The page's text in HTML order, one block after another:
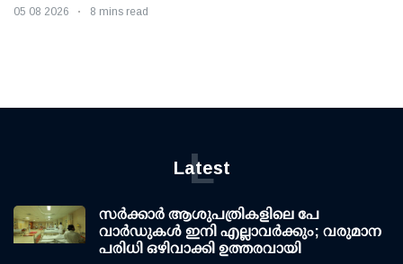
05 08 2026 8 mins read
Latest
L
സര്‍ക്കാര്‍ ആശുപത്രികളിലെ പേ
വാര്‍ഡുകള്‍ ഇനി എല്ലാവര്‍ക്കും; വരുമാന
പരിധി ഒഴിവാക്കി ഉത്തരവായി